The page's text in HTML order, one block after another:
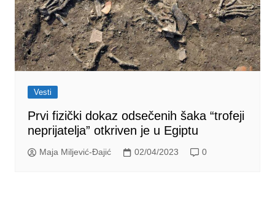
Vesti
Prvi fizički dokaz odsečenih šaka “trofeji
neprijatelja” otkriven je u Egiptu
Maja Miljević-Đajić 02/04/2023 0